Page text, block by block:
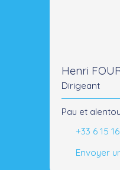
Henri
Dirigeant
Pau et
+33 6 15
Envoyer